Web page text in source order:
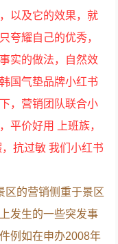
以及它的效果，就
夸耀自己的优秀，
实的做法，自然效
国气垫品牌小红书
，营销团队联合小
平价好用 上班族，
抗过敏 我们小红书
区的营销侧重于景区
发生的一些突发事
例如在申办2008年